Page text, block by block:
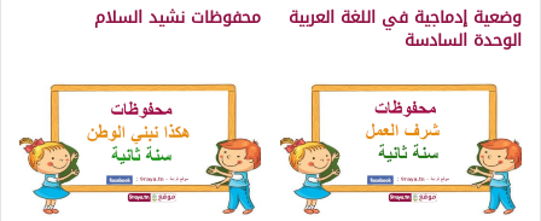
وضعية إدماجية في اللغة العربية
الوحدة السادسة
محفوظات نشيد السلام